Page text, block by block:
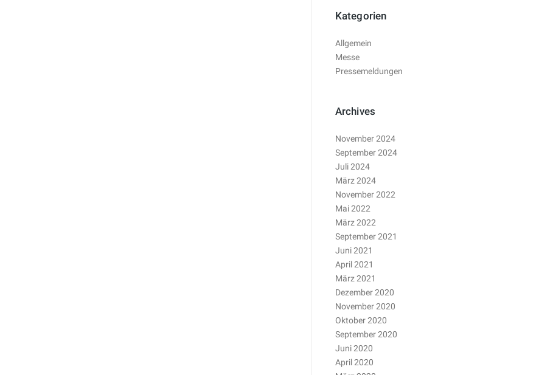
Kategorien
Allgemein
Messe
Pressemeldungen
Archives
November 2024
September 2024
Juli 2024
März 2024
November 2022
Mai 2022
März 2022
September 2021
Juni 2021
April 2021
März 2021
Dezember 2020
November 2020
Oktober 2020
September 2020
Juni 2020
April 2020